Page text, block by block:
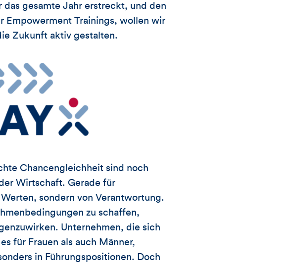
gesamte Jahr erstreckt, und den
Empowerment Trainings, wollen wir
Zukunft aktiv gestalten.
Chancengleichheit sind noch
Wirtschaft. Gerade für
sondern von Verantwortung.
zu schaffen,
Unternehmen, die sich
für Frauen als auch Männer,
in Führungspositionen. Doch